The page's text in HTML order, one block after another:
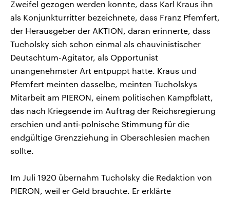
Zweifel gezogen werden konnte, dass Karl Kraus ihn
als Konjunkturritter bezeichnete, dass Franz Pfemfert,
der Herausgeber der AKTION, daran erinnerte, dass
Tucholsky sich schon einmal als chauvinistischer
Deutschtum-Agitator, als Opportunist
unangenehmster Art entpuppt hatte. Kraus und
Pfemfert meinten dasselbe, meinten Tucholskys
Mitarbeit am PIERON, einem politischen Kampfblatt,
das nach Kriegsende im Auftrag der Reichsregierung
erschien und anti-polnische Stimmung für die
endgültige Grenzziehung in Oberschlesien machen
sollte.
Im Juli 1920 übernahm Tucholsky die Redaktion von
PIERON, weil er Geld brauchte. Er erklärte